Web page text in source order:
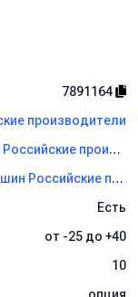
(см. рис.),
цвета по
в один цвет.
покраска в один
7891164
производители
Оборудование для автомоек Российские производители
Посты и станции подкачки шин Российские производители
Есть
от -25 до +40
10